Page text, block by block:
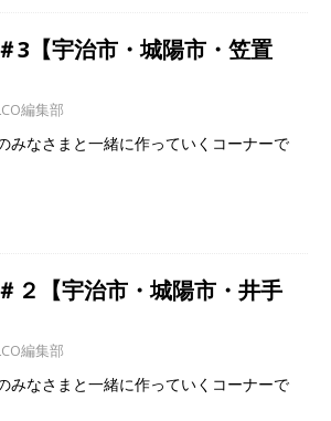
3【宇治市・城陽市・笠置
編集部
みなさまと一緒に作っていくコーナーで
２【宇治市・城陽市・井手
編集部
みなさまと一緒に作っていくコーナーで